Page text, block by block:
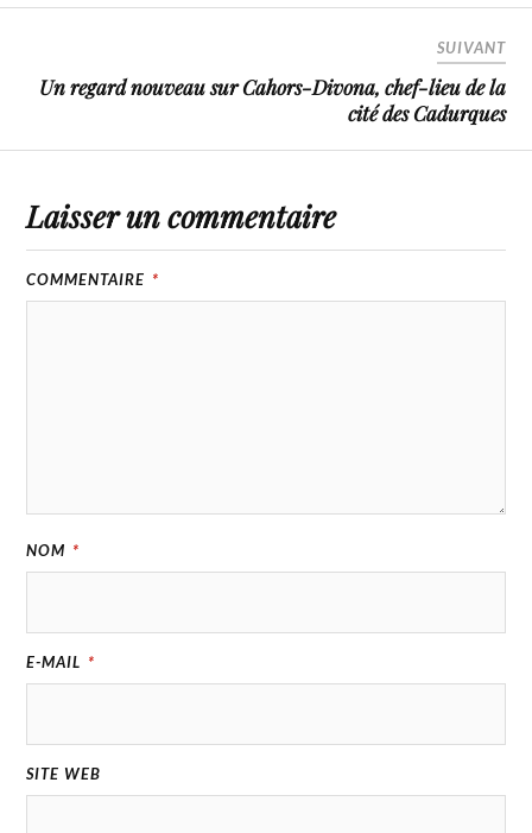
SUIVANT
Un regard nouveau sur Cahors-Divona, chef-lieu de la
cité des Cadurques
Laisser un commentaire
COMMENTAIRE *
NOM *
E-MAIL *
SITE WEB